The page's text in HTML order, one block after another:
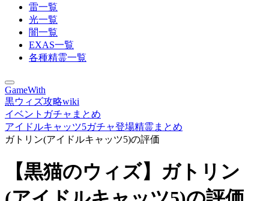
雷一覧
光一覧
闇一覧
EXAS一覧
各種精霊一覧
GameWith
黒ウィズ攻略wiki
イベントガチャまとめ
アイドルキャッツ5ガチャ登場精霊まとめ
ガトリン(アイドルキャッツ5)の評価
【黒猫のウィズ】ガトリン